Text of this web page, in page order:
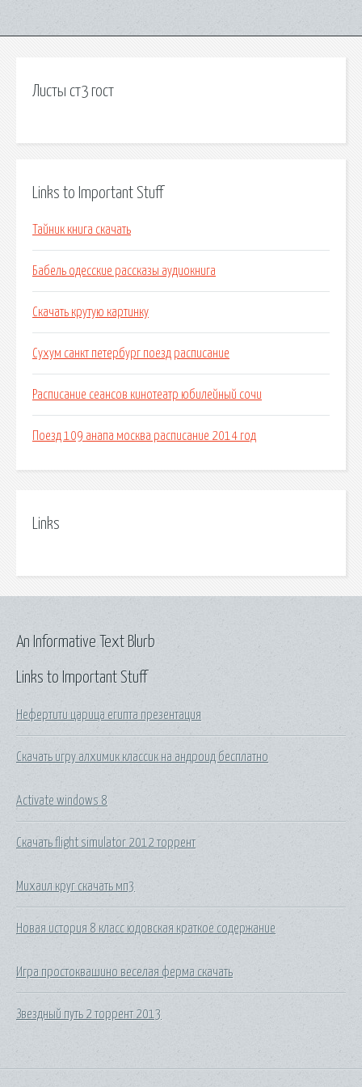
Листы ст3 гост
Links to Important Stuff
Тайник книга скачать
Бабель одесские рассказы аудиокнига
Скачать крутую картинку
Сухум санкт петербург поезд расписание
Расписание сеансов кинотеатр юбилейный сочи
Поезд 109 анапа москва расписание 2014 год
Links
Links to Important Stuff
Нефертити царица египта презентация
Скачать игру алхимик классик на андроид бесплатно
Activate windows 8
Скачать flight simulator 2012 торрент
Михаил круг скачать мп3
Новая история 8 класс юдовская краткое содержание
Игра простоквашино веселая ферма скачать
Звездный путь 2 торрент 2013
An Informative Text Blurb